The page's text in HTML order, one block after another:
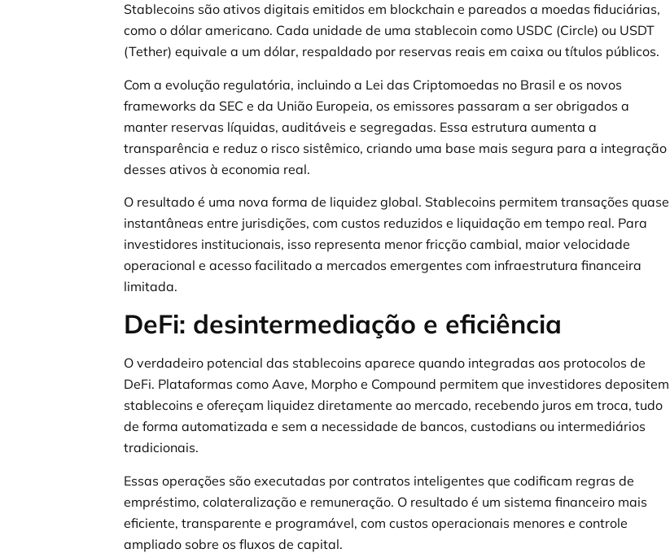
Stablecoins são ativos digitais emitidos em blockchain e pareados a moedas fiduciárias,
como o dólar americano. Cada unidade de uma stablecoin como USDC (Circle) ou USDT
(Tether) equivale a um dólar, respaldado por reservas reais em caixa ou títulos públicos.
Com a evolução regulatória, incluindo a Lei das Criptomoedas no Brasil e os novos
frameworks da SEC e da União Europeia, os emissores passaram a ser obrigados a
manter reservas líquidas, auditáveis e segregadas. Essa estrutura aumenta a
transparência e reduz o risco sistêmico, criando uma base mais segura para a integração
desses ativos à economia real.
O resultado é uma nova forma de liquidez global. Stablecoins permitem transações quase
instantâneas entre jurisdições, com custos reduzidos e liquidação em tempo real. Para
investidores institucionais, isso representa menor fricção cambial, maior velocidade
operacional e acesso facilitado a mercados emergentes com infraestrutura financeira
limitada.
DeFi: desintermediação e eficiência
O verdadeiro potencial das stablecoins aparece quando integradas aos protocolos de
DeFi. Plataformas como Aave, Morpho e Compound permitem que investidores depositem
stablecoins e ofereçam liquidez diretamente ao mercado, recebendo juros em troca, tudo
de forma automatizada e sem a necessidade de bancos, custodians ou intermediários
tradicionais.
Essas operações são executadas por contratos inteligentes que codificam regras de
empréstimo, colateralização e remuneração. O resultado é um sistema financeiro mais
eficiente, transparente e programável, com custos operacionais menores e controle
ampliado sobre os fluxos de capital.